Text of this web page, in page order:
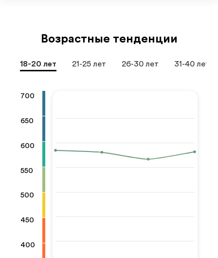
Возрастные тенденции
18-20 лет 21-25 лет 26-30 лет 31-40 лет
700
650
600
550
500
450
400